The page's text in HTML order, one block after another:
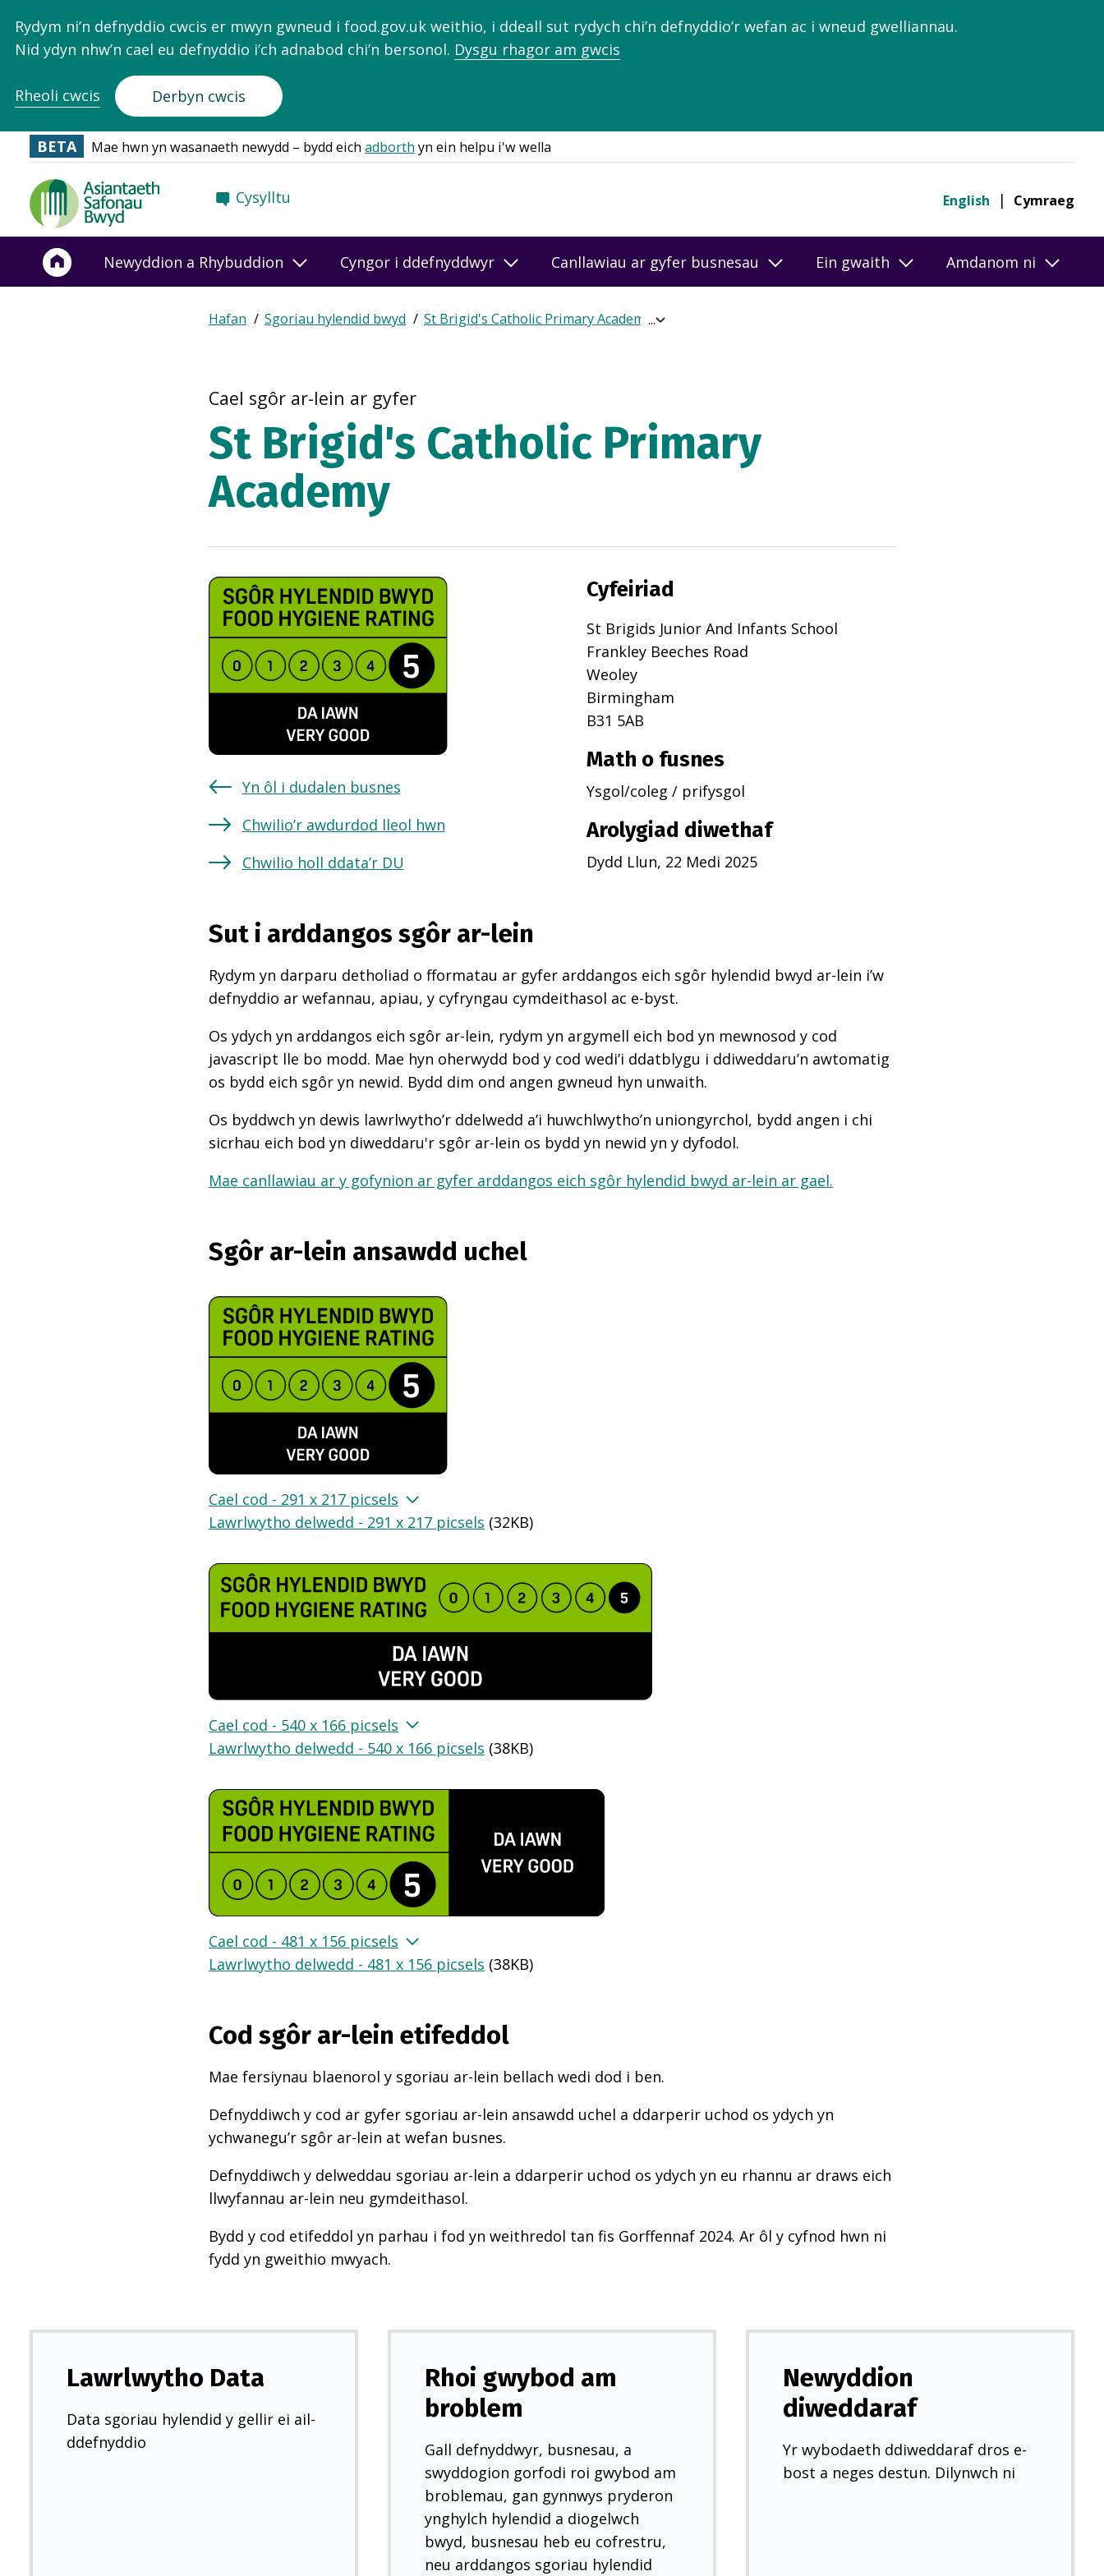
Rydym ni’n defnyddio cwcis er mwyn gwneud i food.gov.uk weithio, i ddeall sut rydych chi’n defnyddio’r wefan ac i wneud gwelliannau.
Nid ydyn nhw’n cael eu defnyddio i’ch adnabod chi’n bersonol. Dysgu rhagor am gwcis
Rheoli cwcis Derbyn cwcis
BETA Mae hwn yn wasanaeth newydd – bydd eich adborth yn ein helpu i'w wella
Food
Standards
Agency
Frontpage
Cysylltu English Cymraeg
Newyddion a Rhybuddion Cyngor i ddefnyddwyr Canllawiau ar gyfer busnesau Ein gwaith Amdanom ni
Breadcrumb
Expand
Hafan Sgoriau hylendid bwyd St Brigid's Catholic Primary Academy
Cael sgôr ar-lein ar gyfer
St Brigid's Catholic Primary
Academy
Yn ôl i dudalen busnes
Chwilio’r awdurdod lleol hwn
Chwilio holl ddata’r DU
Cyfeiriad
St Brigids Junior And Infants School
Frankley Beeches Road
Weoley
Birmingham
B31 5AB
Math o fusnes
Ysgol/coleg / prifysgol
Arolygiad diwethaf
Dydd Llun, 22 Medi 2025
Sut i arddangos sgôr ar-lein
Rydym yn darparu detholiad o fformatau ar gyfer arddangos eich sgôr hylendid bwyd ar-lein i’w
defnyddio ar wefannau, apiau, y cyfryngau cymdeithasol ac e-byst.
Os ydych yn arddangos eich sgôr ar-lein, rydym yn argymell eich bod yn mewnosod y cod
javascript lle bo modd. Mae hyn oherwydd bod y cod wedi’i ddatblygu i ddiweddaru’n awtomatig
os bydd eich sgôr yn newid. Bydd dim ond angen gwneud hyn unwaith.
Os byddwch yn dewis lawrlwytho’r ddelwedd a’i huwchlwytho’n uniongyrchol, bydd angen i chi
sicrhau eich bod yn diweddaru'r sgôr ar-lein os bydd yn newid yn y dyfodol.
Mae canllawiau ar y gofynion ar gyfer arddangos eich sgôr hylendid bwyd ar-lein ar gael.
Sgôr ar-lein ansawdd uchel
Cael cod - 291 x 217 picsels
Lawrlwytho delwedd - 291 x 217 picsels (32KB)
Cael cod - 540 x 166 picsels
Lawrlwytho delwedd - 540 x 166 picsels (38KB)
Cael cod - 481 x 156 picsels
Lawrlwytho delwedd - 481 x 156 picsels (38KB)
Cod sgôr ar-lein etifeddol
Mae fersiynau blaenorol y sgoriau ar-lein bellach wedi dod i ben.
Defnyddiwch y cod ar gyfer sgoriau ar-lein ansawdd uchel a ddarperir uchod os ydych yn
ychwanegu’r sgôr ar-lein at wefan busnes.
Defnyddiwch y delweddau sgoriau ar-lein a ddarperir uchod os ydych yn eu rhannu ar draws eich
llwyfannau ar-lein neu gymdeithasol.
Bydd y cod etifeddol yn parhau i fod yn weithredol tan fis Gorffennaf 2024. Ar ôl y cyfnod hwn ni
fydd yn gweithio mwyach.
Lawrlwytho Data
Data sgoriau hylendid y gellir ei ail-
ddefnyddio
Rhoi gwybod am
broblem
Gall defnyddwyr, busnesau, a
swyddogion gorfodi roi gwybod am
broblemau, gan gynnwys pryderon
ynghylch hylendid a diogelwch
bwyd, busnesau heb eu cofrestru,
neu arddangos sgoriau hylendid
Newyddion
diweddaraf
Yr wybodaeth ddiweddaraf dros e-
bost a neges destun. Dilynwch ni